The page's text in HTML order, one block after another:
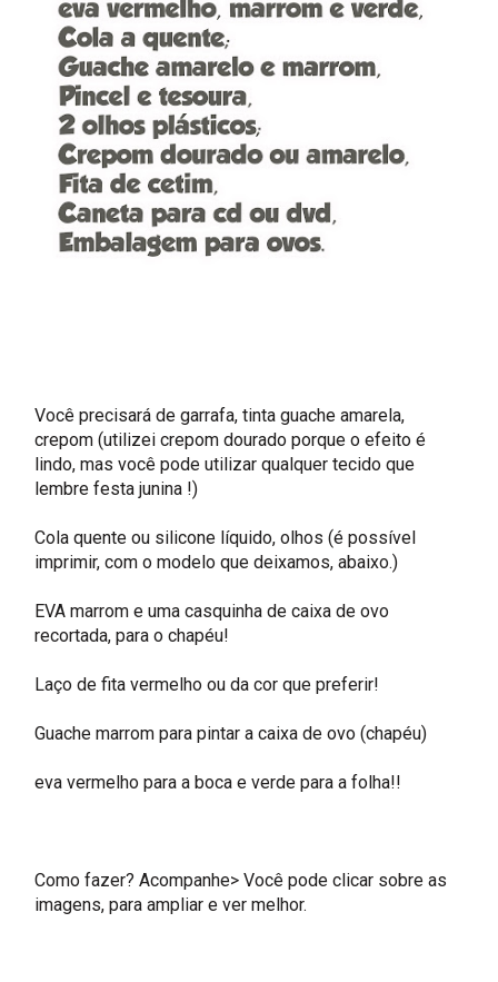
Você precisará de garrafa, tinta guache amarela,
crepom (utilizei crepom dourado porque o efeito é
lindo, mas você pode utilizar qualquer tecido que
lembre festa junina !)
Cola quente ou silicone líquido, olhos (é possível
imprimir, com o modelo que deixamos, abaixo.)
EVA marrom e uma casquinha de caixa de ovo
recortada, para o chapéu!
Laço de fita vermelho ou da cor que preferir!
Guache marrom para pintar a caixa de ovo (chapéu)
eva vermelho para a boca e verde para a folha!!
Como fazer? Acompanhe> Você pode clicar sobre as
imagens, para ampliar e ver melhor.